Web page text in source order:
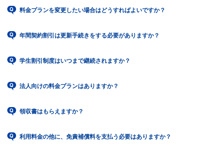
料金プランを変更したい場合はどうすればよいですか？
年間契約割引は更新手続きをする必要がありますか？
学生割引制度はいつまで継続されますか？
法人向けの料金プランはありますか？
領収書はもらえますか？
利用料金の他に、免責補償料を支払う必要はありますか？